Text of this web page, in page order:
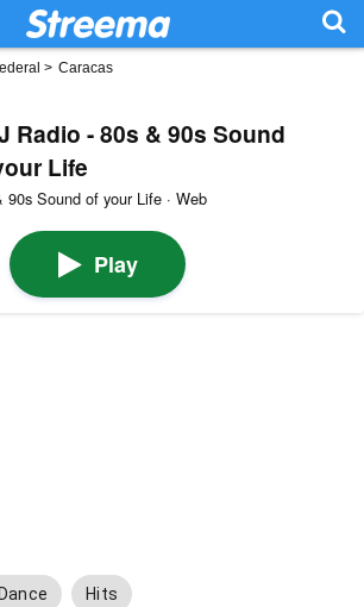
> Caracas
Radio - 80s & 90s Sound
Life
90s Sound of your Life · Web
Play
Dance Hits